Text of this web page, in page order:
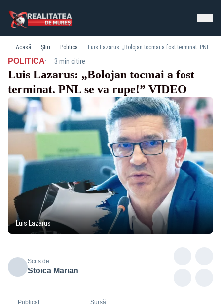
Acasă Știri Politica Luis Lazarus: „Bolojan tocmai a fost terminat. PNL se va rupe!” VIDEO
POLITICA· 3 min citire
Luis Lazarus: „Bolojan tocmai a fost
terminat. PNL se va rupe!” VIDEO
Luis Lazarus
Scris de
Stoica Marian
Publicat Sursă